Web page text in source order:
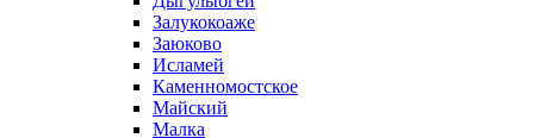
Залукокоаже
Заюково
Исламей
Каменномостское
Майский
Малка